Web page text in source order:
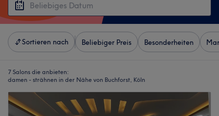
Sortieren nach Beliebiger Preis Besonderheiten
7 Salons die anbieten:
damen - strähnen in der Nähe von Buchforst, Köln